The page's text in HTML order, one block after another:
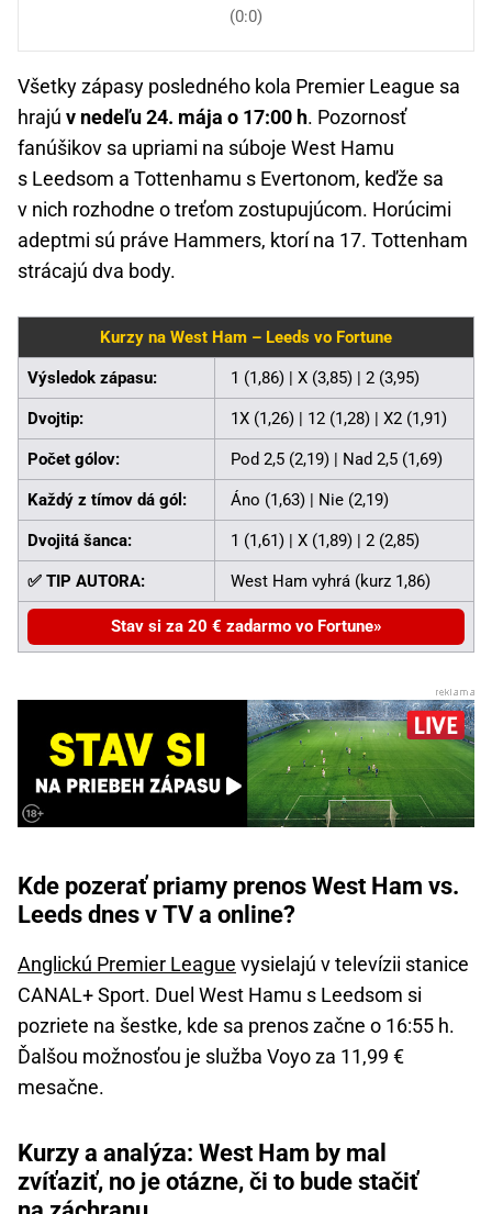
(0:0)
Všetky zápasy posledného kola Premier League sa
hrajú v nedeľu 24. mája o 17:00 h. Pozornosť
fanúšikov sa upriami na súboje West Hamu
s Leedsom a Tottenhamu s Evertonom, keďže sa
v nich rozhodne o treťom zostupujúcom. Horúcimi
adeptmi sú práve Hammers, ktorí na 17. Tottenham
strácajú dva body.
Kurzy na West Ham – Leeds vo Fortune
Výsledok zápasu: 1 (1,86) | X (3,85) | 2 (3,95)
Dvojtip: 1X (1,26) | 12 (1,28) | X2 (1,91)
Počet gólov: Pod 2,5 (2,19) | Nad 2,5 (1,69)
Každý z tímov dá gól: Áno (1,63) | Nie (2,19)
Dvojitá šanca: 1 (1,61) | X (1,89) | 2 (2,85)
✅ TIP AUTORA: West Ham vyhrá (kurz 1,86)
Stav si za 20 € zadarmo vo Fortune
Kde pozerať priamy prenos West Ham vs.
Leeds dnes v TV a online?
Anglickú Premier League vysielajú v televízii stanice
CANAL+ Sport. Duel West Hamu s Leedsom si
pozriete na šestke, kde sa prenos začne o 16:55 h.
Ďalšou možnosťou je služba Voyo za 11,99 €
mesačne.
Kurzy a analýza: West Ham by mal
zvíťaziť, no je otázne, či to bude stačiť